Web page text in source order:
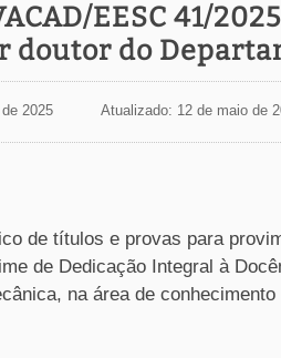
EESC 41/
doutor do
2025 Atualizado: 12 de maio de
de títulos e provas para
de Dedicação Integral à
na área de